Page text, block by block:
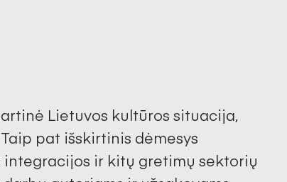
Lietuvos kultūros situacija,
pat išskirtinis dėmesys
ir kitų gretimų sektorių